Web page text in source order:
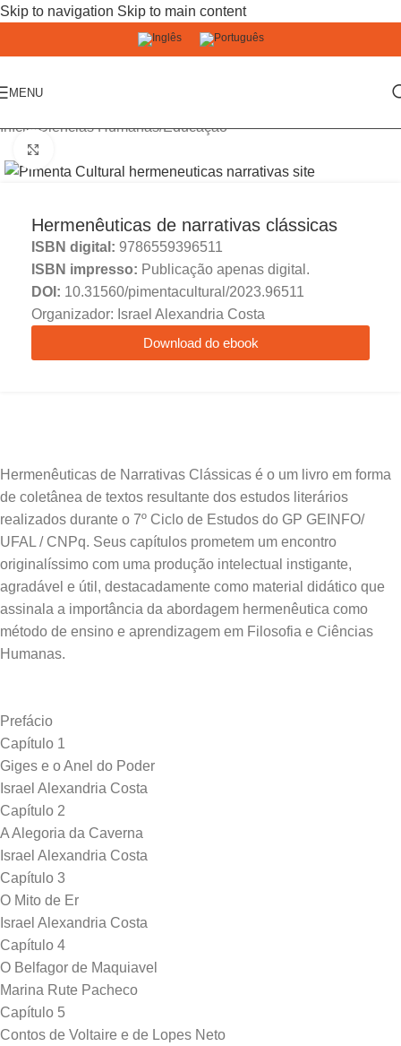
Skip to navigation Skip to main content
MENU
Início/Ciências Humanas/Educação
Hermenêuticas de narrativas clássicas
ISBN digital: 9786559396511
ISBN impresso: Publicação apenas digital.
DOI: 10.31560/pimentacultural/2023.96511
Organizador: Israel Alexandria Costa
Download do ebook
Hermenêuticas de Narrativas Clássicas é o um livro em forma
de coletânea de textos resultante dos estudos literários
realizados durante o 7º Ciclo de Estudos do GP GEINFO/
UFAL / CNPq. Seus capítulos prometem um encontro
originalíssimo com uma produção intelectual instigante,
agradável e útil, destacadamente como material didático que
assinala a importância da abordagem hermenêutica como
método de ensino e aprendizagem em Filosofia e Ciências
Prefácio
Capítulo 1
Giges e o Anel do Poder
Israel Alexandria Costa
Capítulo 2
A Alegoria da Caverna
Israel Alexandria Costa
Capítulo 3
O Mito de Er
Israel Alexandria Costa
Capítulo 4
O Belfagor de Maquiavel
Marina Rute Pacheco
Capítulo 5
Contos de Voltaire e de Lopes Neto